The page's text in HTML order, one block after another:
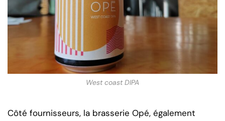
West coast DIPA
Côté fournisseurs, la brasserie Opé, également